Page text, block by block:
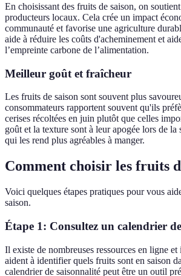
En choisissant des fruits de saison, on
producteurs locaux. Cela crée un impact
communauté et favorise une agriculture
aide à réduire les coûts d'acheminement et
l’empreinte carbone de l’alimentation.
Meilleur goût et fraîcheur
Les fruits de saison sont souvent plus
consommateurs rapportent souvent qu'ils
cerises récoltées en juin plutôt que celles
goût et la texture sont à leur apogée lors de la
qui les rend plus agréables à manger.
Comment choisir les fruits
Voici quelques étapes pratiques pour vous
saison.
Étape 1: Consultez un calendrier
Il existe de nombreuses ressources en ligne
aident à identifier quels fruits sont en saison
calendrier de saisonnalité peut être un outil